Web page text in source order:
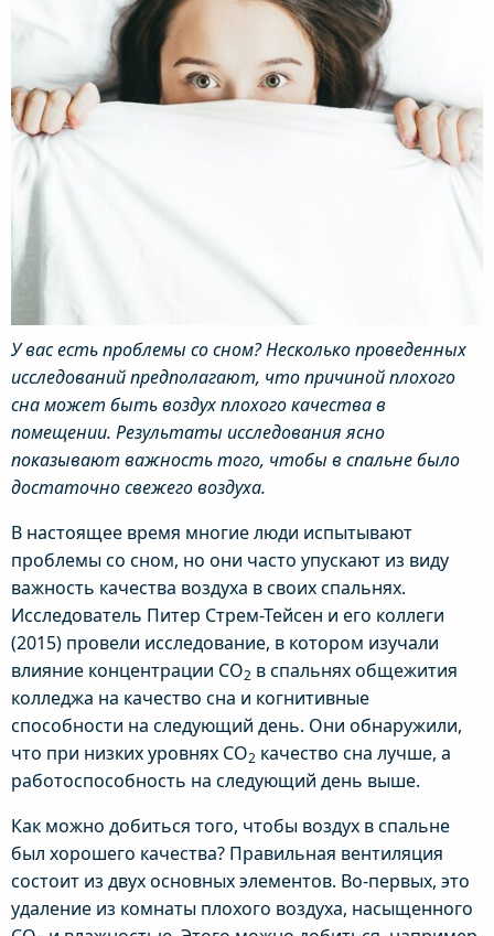
У вас есть проблемы со сном? Несколько проведенных
исследований предполагают, что причиной плохого
сна может быть воздух плохого качества в
помещении. Результаты исследования ясно
показывают важность того, чтобы в спальне было
достаточно свежего воздуха.
В настоящее время многие люди испытывают
проблемы со сном, но они часто упускают из виду
важность качества воздуха в своих спальнях.
Исследователь Питер Стрем-Тейсен и его коллеги
(2015) провели исследование, в котором изучали
влияние концентрации CO2 в спальнях общежития
колледжа на качество сна и когнитивные
способности на следующий день. Они обнаружили,
что при низких уровнях CO2 качество сна лучше, а
работоспособность на следующий день выше.
Как можно добиться того, чтобы воздух в спальне
был хорошего качества? Правильная вентиляция
состоит из двух основных элементов. Во-первых, это
удаление из комнаты плохого воздуха, насыщенного